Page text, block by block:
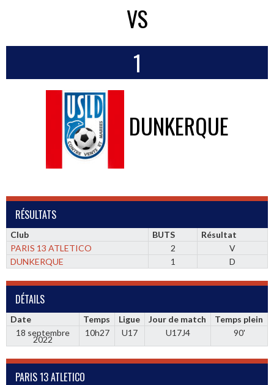
VS
1
DUNKERQUE
RÉSULTATS
Club BUTS
Résultat
PARIS 13 ATLETICO
2
V
DUNKERQUE
1 D
DÉTAILS
Date Temps Ligue Jour de match
Temps plein
18 septembre
2022
10h27 U17 U17J4 90'
PARIS 13 ATLETICO